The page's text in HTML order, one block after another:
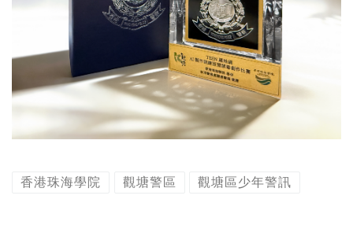
香港珠海學院 觀塘警區 觀塘區少年警訊